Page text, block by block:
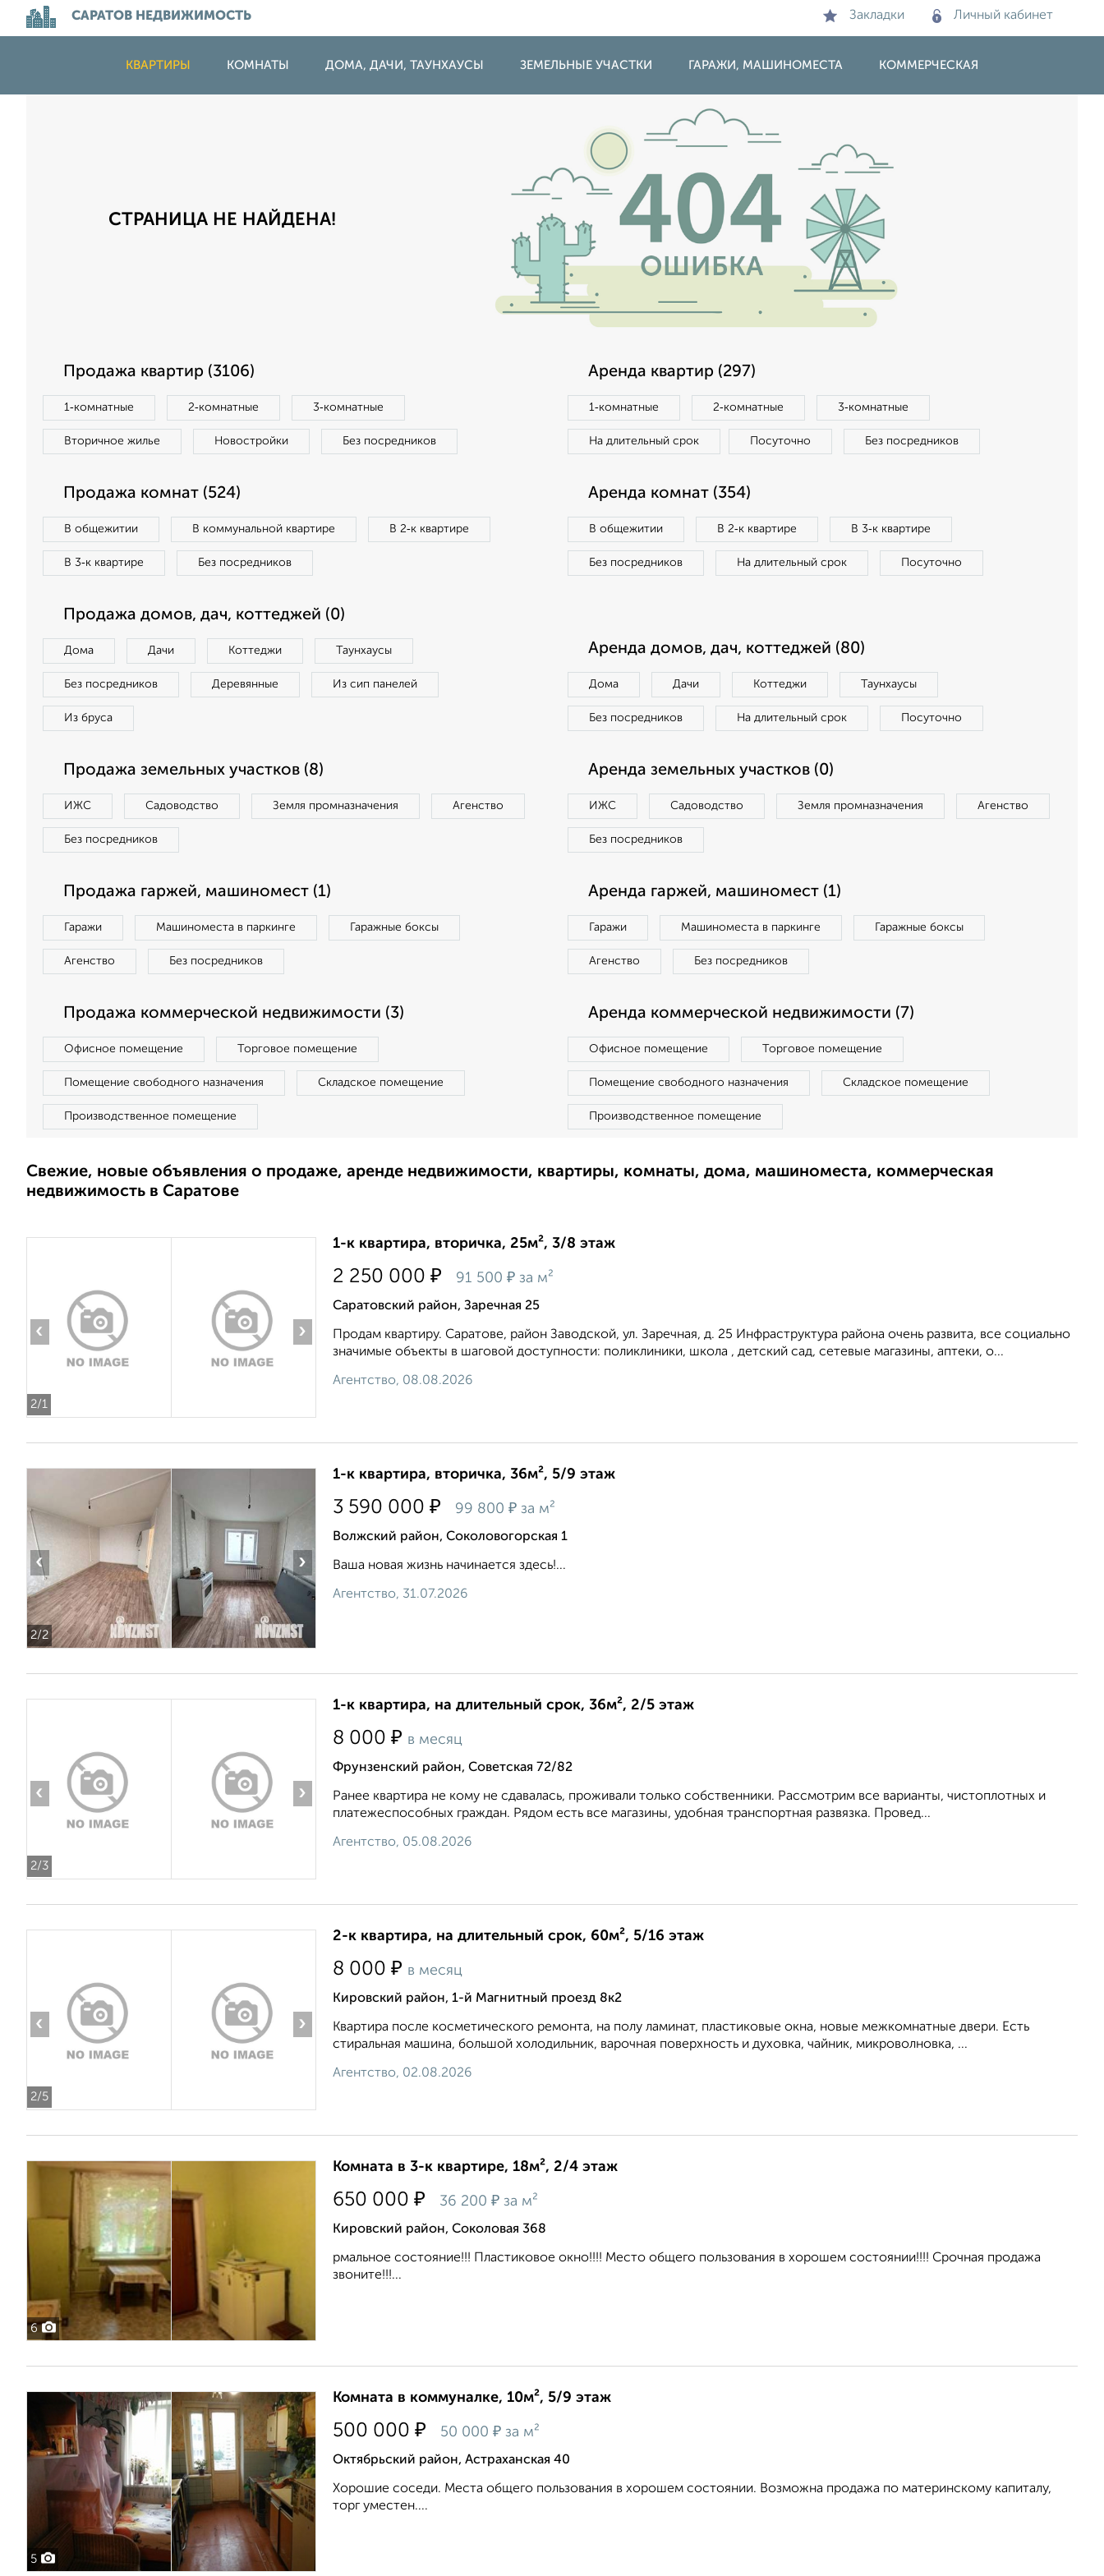
САРАТОВ НЕДВИЖИМОСТЬ Закладки Личный кабинет
КВАРТИРЫ КОМНАТЫ ДОМА, ДАЧИ, ТАУНХАУСЫ ЗЕМЕЛЬНЫЕ УЧАСТКИ ГАРАЖИ, МАШИНОМЕСТА КОММЕРЧЕСКАЯ
СТРАНИЦА НЕ НАЙДЕНА!
Продажа квартир (3106)
1‑комнатные 2‑комнатные 3‑комнатные
Вторичное жилье Новостройки Без посредников
Аренда квартир (297)
1‑комнатные 2‑комнатные 3‑комнатные
На длительный срок Посуточно Без посредников
Продажа комнат (524)
В общежитии В коммунальной квартире В 2‑к квартире
В 3‑к квартире Без посредников
Аренда комнат (354)
В общежитии В 2‑к квартире В 3‑к квартире
Без посредников На длительный срок Посуточно
Продажа домов, дач, коттеджей (0)
Дома Дачи Коттеджи Таунхаусы
Без посредников Деревянные Из сип панелей
Из бруса
Аренда домов, дач, коттеджей (80)
Дома Дачи Коттеджи Таунхаусы
Без посредников На длительный срок Посуточно
Продажа земельных участков (8)
ИЖС Садоводство Земля промназначения Агенство
Без посредников
Аренда земельных участков (0)
ИЖС Садоводство Земля промназначения Агенство
Без посредников
Продажа гаржей, машиномест (1)
Гаражи Машиноместа в паркинге Гаражные боксы
Агенство Без посредников
Аренда гаржей, машиномест (1)
Гаражи Машиноместа в паркинге Гаражные боксы
Агенство Без посредников
Продажа коммерческой недвижимости (3)
Офисное помещение Торговое помещение
Помещение свободного назначения Складское помещение
Производственное помещение
Аренда коммерческой недвижимости (7)
Офисное помещение Торговое помещение
Помещение свободного назначения Складское помещение
Производственное помещение
Свежие, новые объявления о продаже, аренде недвижимости, квартиры, комнаты, дома, машиноместа, коммерческая
недвижимость в Саратове
2/1
‹ ›
1-к квартира, вторичка, 25м², 3/8 этаж
2 250 000 ₽ 91 500 ₽ за м²
Саратовский район, Заречная 25
Продам квартиру. Саратове, район Заводской, ул. Заречная, д. 25 Инфраструктура района очень развита, все социально
значимые объекты в шаговой доступности: поликлиники, школа , детский сад, сетевые магазины, аптеки, о...
Агентство, 08.08.2026
2/2
‹ ›
1-к квартира, вторичка, 36м², 5/9 этаж
3 590 000 ₽ 99 800 ₽ за м²
Волжский район, Соколовогорская 1
Ваша новая жизнь начинается здесь!...
Агентство, 31.07.2026
2/3
‹ ›
1-к квартира, на длительный срок, 36м², 2/5 этаж
8 000 ₽ в месяц
Фрунзенский район, Советская 72/82
Ранее квартира не кому не сдавалась, проживали только собственники. Рассмотрим все варианты, чистоплотных и
платежеспособных граждан. Рядом есть все магазины, удобная транспортная развязка. Провед...
Агентство, 05.08.2026
2/5
‹ ›
2-к квартира, на длительный срок, 60м², 5/16 этаж
8 000 ₽ в месяц
Кировский район, 1-й Магнитный проезд 8к2
Квартира после косметического ремонта, на полу ламинат, пластиковые окна, новые межкомнатные двери. Есть
стиральная машина, большой холодильник, варочная поверхность и духовка, чайник, микроволновка, ...
Агентство, 02.08.2026
6
Комната в 3-к квартире, 18м², 2/4 этаж
650 000 ₽ 36 200 ₽ за м²
Кировский район, Соколовая 368
рмальное состояние!!! Пластиковое окно!!!! Место общего пользования в хорошем состоянии!!!! Срочная продажа
звоните!!!...
5
Комната в коммуналке, 10м², 5/9 этаж
500 000 ₽ 50 000 ₽ за м²
Октябрьский район, Астраханская 40
Хорошие соседи. Места общего пользования в хорошем состоянии. Возможна продажа по материнскому капиталу,
торг уместен....